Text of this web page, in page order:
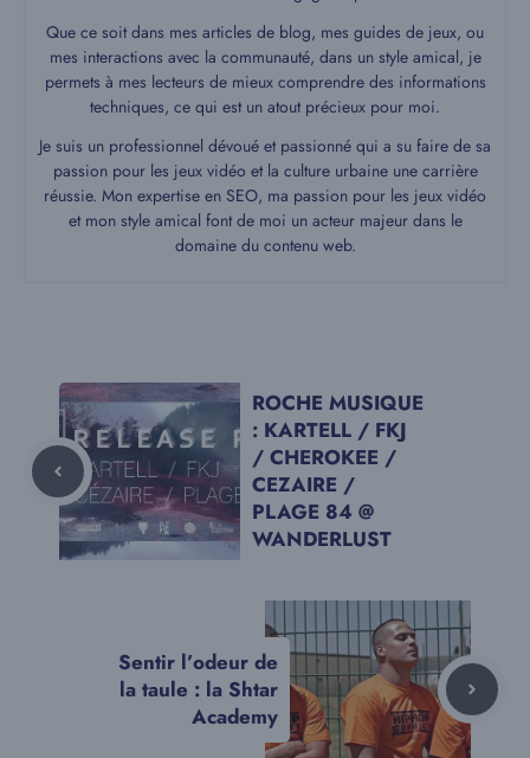
Que ce soit dans mes articles de blog, mes guides de jeux, ou
mes interactions avec la communauté, dans un style amical, je
permets à mes lecteurs de mieux comprendre des informations
techniques, ce qui est un atout précieux pour moi.
Je suis un professionnel dévoué et passionné qui a su faire de sa
passion pour les jeux vidéo et la culture urbaine une carrière
réussie. Mon expertise en SEO, ma passion pour les jeux vidéo
et mon style amical font de moi un acteur majeur dans le
domaine du contenu web.
ROCHE MUSIQUE
: KARTELL / FKJ
/ CHEROKEE /
CEZAIRE /
PLAGE 84 @
WANDERLUST
Sentir l’odeur de
la taule : la Shtar
Academy